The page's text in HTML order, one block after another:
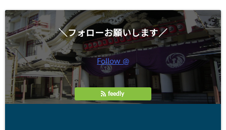
＼フォローお願いします／
Follow @
feedly